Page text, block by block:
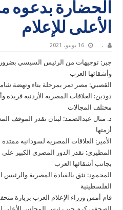
الحضارة بدعوه
الأعلى للإعلام
. 16 يونيو، 2021
جبر: توجيهات من الرئيس السيسي
وأشقائها العرب
القصبي: مصر تمر بمرحلة بناء ونهضة
دودين: العلاقات المصرية الأردنية
مختلف المجالات
د. منال عبدالصمد: لبنان تقدر الموقف
أزمتها
الأمير: العلاقات المصرية لسودانية ممتدة
المطيري: نقدر الدور المصري الكبير على
بجانب أشقائها العرب
المحمود: نثق بالقيادة المصرية
الفلسطينية
قام أمس وزراء الإعلام العرب بزيارة